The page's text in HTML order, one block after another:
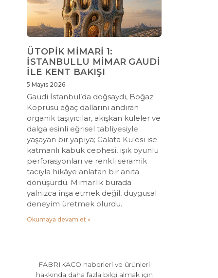
ÜTOPİK MİMARİ 1:
İSTANBULLU MİMAR GAUDİ
İLE KENT BAKIŞI
5 Mayıs 2026
Gaudi İstanbul’da doğsaydı, Boğaz
Köprüsü ağaç dallarını andıran
organik taşıyıcılar, akışkan kuleler ve
dalga esinli eğrisel tabliyesiyle
yaşayan bir yapıya; Galata Kulesi ise
katmanlı kabuk cephesi, ışık oyunlu
perforasyonları ve renkli seramik
tacıyla hikâye anlatan bir anıta
dönüşürdü. Mimarlık burada
yalnızca inşa etmek değil, duygusal
deneyim üretmek olurdu.
Okumaya devam et »
FABRIKACO haberleri ve ürünleri
hakkında daha fazla bilgi almak için